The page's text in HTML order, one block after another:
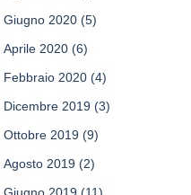
Giugno 2020 (5)
Aprile 2020 (6)
Febbraio 2020 (4)
Dicembre 2019 (3)
Ottobre 2019 (9)
Agosto 2019 (2)